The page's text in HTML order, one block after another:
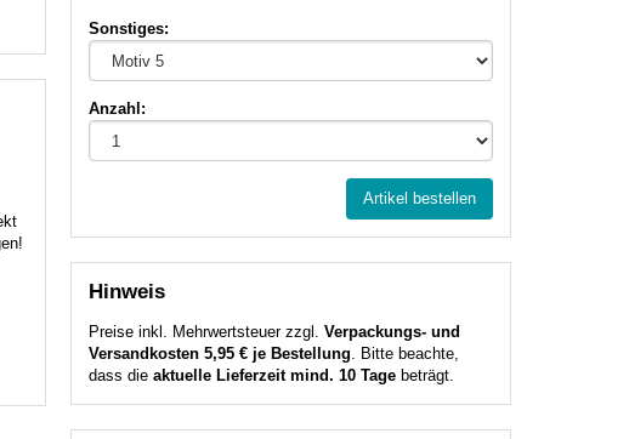
Sonstiges:
Anzahl:
Artikel bestellen
Hinweis
Preise inkl. Mehrwertsteuer zzgl. Verpackungs- und
Versandkosten 5,95 € je Bestellung. Bitte beachte,
dass die aktuelle Lieferzeit mind. 10 Tagebeträgt.